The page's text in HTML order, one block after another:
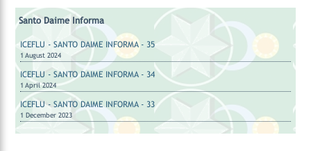
Santo Daime Informa
ICEFLU - SANTO DAIME INFORMA - 35
1 August 2024
ICEFLU - SANTO DAIME INFORMA - 34
1 April 2024
ICEFLU - SANTO DAIME INFORMA - 33
1 December 2023